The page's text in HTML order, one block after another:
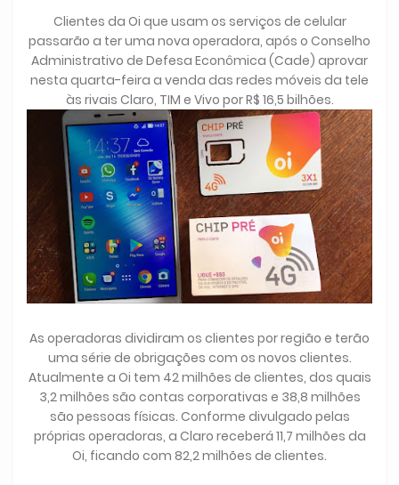
Clientes da Oi que usam os serviços de celular
passarão a ter uma nova operadora, após o Conselho
Administrativo de Defesa Econômica (Cade) aprovar
nesta quarta-feira a venda das redes móveis da tele
às rivais Claro, TIM e Vivo por R$ 16,5 bilhões.
As operadoras dividiram os clientes por região e terão
uma série de obrigações com os novos clientes.
Atualmente a Oi tem 42 milhões de clientes, dos quais
3,2 milhões são contas corporativas e 38,8 milhões
são pessoas físicas. Conforme divulgado pelas
próprias operadoras, a Claro receberá 11,7 milhões da
Oi, ficando com 82,2 milhões de clientes.